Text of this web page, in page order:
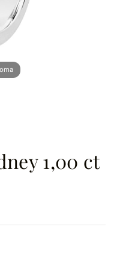
1,00 ct